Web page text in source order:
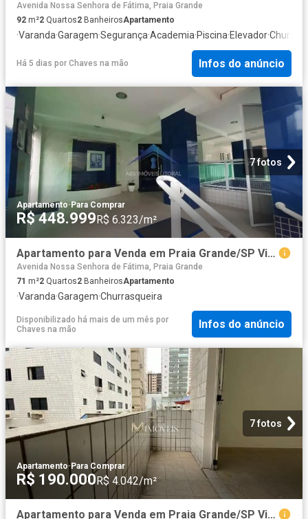
Avenida Nossa Senhora de Fátima, Praia Grande
92 m²2 Quartos2 BanheirosApartamento
·Varanda·Garagem·Segurança·Academia·Piscina·Elevador·
Há 5 dias por Chaves na mão Infos do anúncio
7 fotos
Apartamento·Para Comprar
R$ 448.999R$ 6.323/m²
Apartamento para Venda em Praia Grande/SP Vila Caiçara 2 Quartos
Avenida Nossa Senhora de Fátima, Praia Grande
71 m²2 Quartos2 BanheirosApartamento
·Varanda·Garagem·Churrasqueira
Disponibilizado há mais de um mês por
Chaves na mão
Infos do anúncio
7 fotos
Apartamento·Para Comprar
R$ 190.000R$ 4.042/m²
Apartamento para Venda em Praia Grande/SP Vila Caiçara 1 Quartos